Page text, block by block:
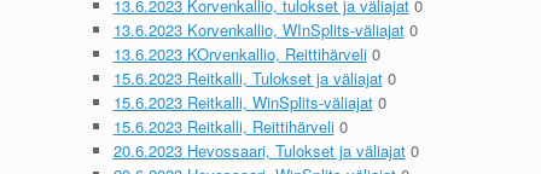
13.6.2023 Korvenkallio, tulokset ja väliajat0
13.6.2023 Korvenkallio, WInSplits-väliajat0
13.6.2023 KOrvenkallio, Reittihärveli0
15.6.2023 Reitkalli, Tulokset ja väliajat0
15.6.2023 Reitkalli, WinSplits-väliajat0
15.6.2023 Reitkalli, Reittihärveli0
20.6.2023 Hevossaari, Tulokset ja väliajat0